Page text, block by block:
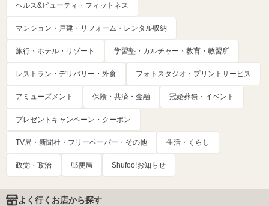
ヘルス&ビューティ・フィットネス
マンション・戸建・リフォーム・レンタル収納
旅行・ホテル・リゾート 学習塾・カルチャー・教育・教習所
レストラン・デリバリー・外食 フォトスタジオ・プリントサービス
アミューズメント 保険・共済・金融 冠婚葬祭・イベント
プレゼントキャンペーン・クーポン
TV局・新聞社・フリーペーパー・その他 生活・くらし
政党・政治 郵便局 Shufoo!お知らせ
よく行くお店から探す